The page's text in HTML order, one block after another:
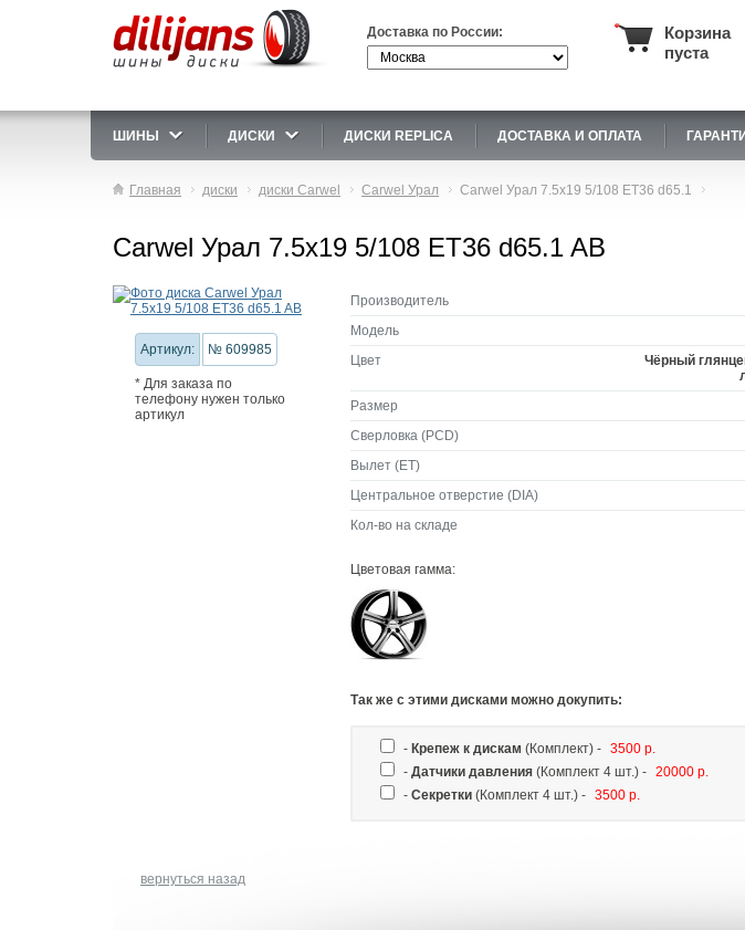
Доставка по России:
Корзина
пуста
ШИНЫ ДИСКИ ДИСКИ REPLICA ДОСТАВКА И ОПЛАТА
Главная диски диски Carwel Carwel Урал Carwel Урал 7.5x19 5/108 ET36 d65.1
Carwel Урал 7.5x19 5/108 ET36 d65.1 AB
Артикул: № 609985
* Для заказа по
телефону нужен только
артикул
Производитель
Модель
Цвет
Чёрный
Размер
Сверловка (PCD)
Вылет (ET)
Центральное отверстие (DIA)
Кол-во на складе
Цветовая гамма:
Так же c этими дисками можно докупить:
- Крепеж к дискам (Комплект) - 3500 р.
- Датчики давления (Комплект 4 шт.) - 20000 р.
- Секретки (Комплект 4 шт.) - 3500 р.
вернуться назад